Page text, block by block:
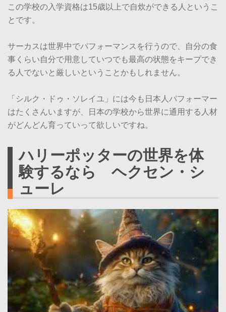
この学校の入学資格は15歳以上で自炊ができる人というこ
とです。
サーカスは世界中でパフォーマンスを行うので、自分の食
事くらい自分で用意していつでも最高の状態をキープでき
る人でないと厳しいということかもしれません。
「シルク・ドゥ・ソレイユ」には今も日本人パフォーマー
はたくさんいますが、日本の学校から世界に通用する人材
がどんどん育っていって欲しいですね。
ハリーポッターの世界を体
験するなら ヘクセン・シ
ューレ